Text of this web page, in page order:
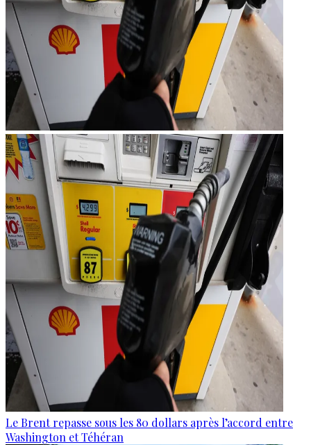
Le Brent repasse sous les 80 dollars après l’accord entre
Washington et Téhéran